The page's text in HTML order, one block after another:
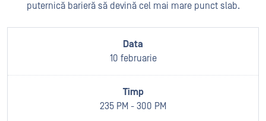
puternică barieră să devină cel mai mare punct slab.
10 februarie
235 PM - 300 PM